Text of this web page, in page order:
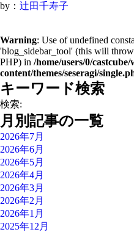
by： 辻田千寿子
Warning: Use of undefined
'blog_sidebar_tool' (this will
PHP) in /home/users/0/
content/themes/seseragi/
キーワード検索
検索:
月別記事の一覧
2026年7月
2026年6月
2026年5月
2026年4月
2026年3月
2026年2月
2026年1月
2025年12月